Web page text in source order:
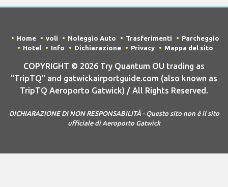
Home voli Noleggio Auto Trasferimenti
Parcheggio
Hotel
Info Dichiarazione Privacy Mappa del sito
COPYRIGHT © 2026 Try Quantum OU trading as
"TripTQ" and gatwickairportguide.com (also known as
TripTQ Aeroporto Gatwick) / All Rights Reserved.
DICHIARAZIONE DI NON RESPONSABILITÀ - Questo sito non è il sito
ufficiale di Aeroporto Gatwick